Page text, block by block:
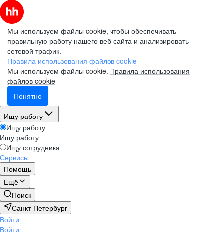
Мы используем файлы cookie, чтобы обеспечивать
правильную работу нашего веб-сайта и анализировать
сетевой трафик.
Правила использования файлов cookie
Мы используем файлы cookie. Правила использования
файлов cookie
Понятно
Ищу работу
Ищу работу
Ищу работу
Ищу сотрудника
Сервисы
Помощь
Ещё
Поиск
Санкт-Петербург
Войти
Войти